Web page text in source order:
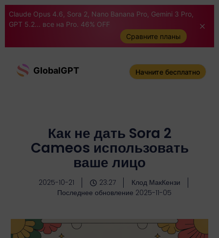
Claude Opus 4.6, Sora 2, Nano Banana Pro, Gemini 3 Pro,
GPT 5.2... все на Pro. 46% OFF
Сравните планы
GlobalGPT Начните бесплатно
Как не дать Sora 2
Cameos использовать
ваше лицо
2025-10-21 23:27
Клод МакКензи
Последнее обновление 2025-11-05